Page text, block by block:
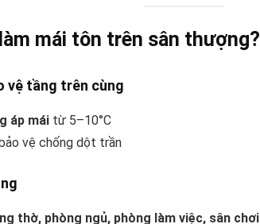
mái tôn trên sân thượng?
vệ tầng trên cùng
áp mái từ 5–10°C
vệ chống dột trần
thờ, phòng ngủ, phòng làm việc, sân chơi